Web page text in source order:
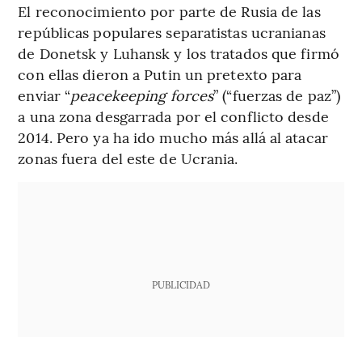
El reconocimiento por parte de Rusia de las
repúblicas populares separatistas ucranianas
de Donetsk y Luhansk y los tratados que firmó
con ellas dieron a Putin un pretexto para
enviar “peacekeeping forces” (“fuerzas de paz”)
a una zona desgarrada por el conflicto desde
2014. Pero ya ha ido mucho más allá al atacar
zonas fuera del este de Ucrania.
PUBLICIDAD